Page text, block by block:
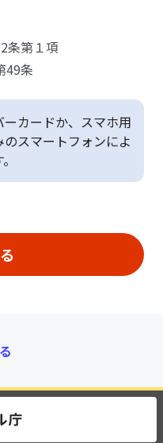
条第１項
49条
カードか、スマホ用
スマートフォンによ